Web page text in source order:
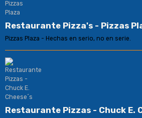
Restaurante Pizza's - Pizzas
Pizzas Plaza - Hechas en serio, no en serie.
Restaurante Pizzas - Chuck E.